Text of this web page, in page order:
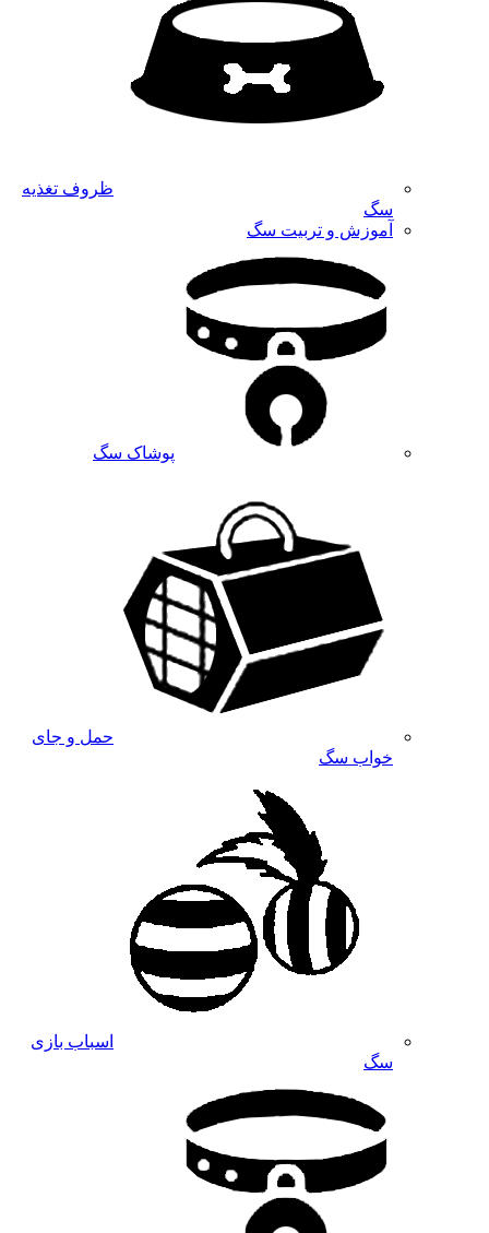
ظروف تغذیه
سگ
آموزش و تربیت سگ
پوشاک سگ
حمل و جای
خواب سگ
اسباب بازی
سگ